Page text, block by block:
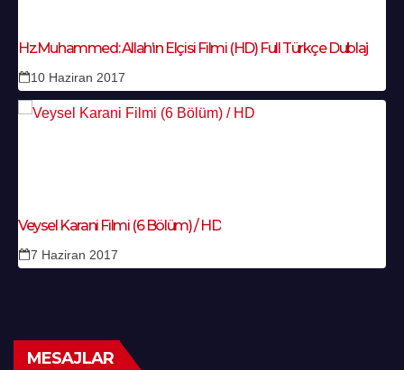
Hz.Muhammed: Allah’ın Elçisi Filmi (HD) Full Türkçe Dublaj
10 Haziran 2017
Veysel Karani Filmi (6 Bölüm) / HD
7 Haziran 2017
MESAJLAR